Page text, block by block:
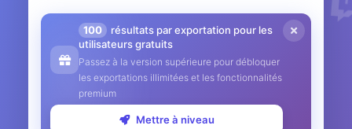
100
résultats par exportation pour les
utilisateurs gratuits
Passez à la version supérieure pour débloquer
les exportations illimitées et les fonctionnalités
premium
Mettre à niveau